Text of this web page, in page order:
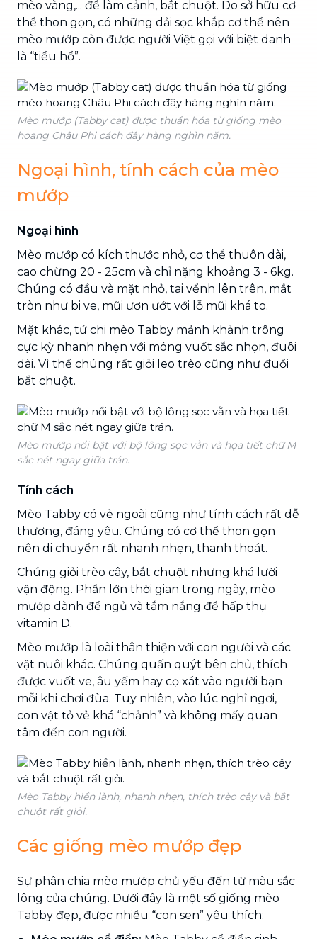
mèo vàng,... để làm cảnh, bắt chuột. Do sở hữu cơ
thể thon gọn, có những dải sọc khắp cơ thể nên
mèo mướp còn được người Việt gọi với biệt danh
là “tiểu hổ”.
Mèo mướp (Tabby cat) được thuần hóa từ giống mèo
hoang Châu Phi cách đây hàng nghìn năm.
Ngoại hình, tính cách của mèo
mướp
Ngoại hình
Mèo mướp có kích thước nhỏ, cơ thể thuôn dài,
cao chừng 20 - 25cm và chỉ nặng khoảng 3 - 6kg.
Chúng có đầu và mặt nhỏ, tai vểnh lên trên, mắt
tròn như bi ve, mũi ươn ướt với lỗ mũi khá to.
Mặt khác, tứ chi mèo Tabby mảnh khảnh trông
cực kỳ nhanh nhẹn với móng vuốt sắc nhọn, đuôi
dài. Vì thế chúng rất giỏi leo trèo cũng như đuổi
bắt chuột.
Mèo mướp nổi bật với bộ lông sọc vằn và họa tiết chữ M
sắc nét ngay giữa trán.
Tính cách
Mèo Tabby có vẻ ngoài cũng như tính cách rất dễ
thương, đáng yêu. Chúng có cơ thể thon gọn
nên di chuyển rất nhanh nhẹn, thanh thoát.
Chúng giỏi trèo cây, bắt chuột nhưng khá lười
vận động. Phần lớn thời gian trong ngày, mèo
mướp dành để ngủ và tắm nắng để hấp thụ
vitamin D.
Mèo mướp là loài thân thiện với con người và các
vật nuôi khác. Chúng quấn quýt bên chủ, thích
được vuốt ve, âu yếm hay cọ xát vào người bạn
mỗi khi chơi đùa. Tuy nhiên, vào lúc nghỉ ngơi,
con vật tỏ vẻ khá “chảnh” và không mấy quan
tâm đến con người.
Mèo Tabby hiền lành, nhanh nhẹn, thích trèo cây và bắt
chuột rất giỏi.
Các giống mèo mướp đẹp
Sự phân chia mèo mướp chủ yếu đến từ màu sắc
lông của chúng. Dưới đây là một số giống mèo
Tabby đẹp, được nhiều “con sen” yêu thích: